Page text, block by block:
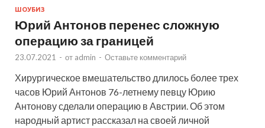
ШОУБИЗ
Юрий Антонов перенес сложную
операцию за границей
23.07.2021 - от admin - Оставьте комментарий
Хирургическое вмешательство длилось более трех
часов Юрий Антонов 76-летнему певцу Юрию
Антонову сделали операцию в Австрии. Об этом
народный артист рассказал на своей личной